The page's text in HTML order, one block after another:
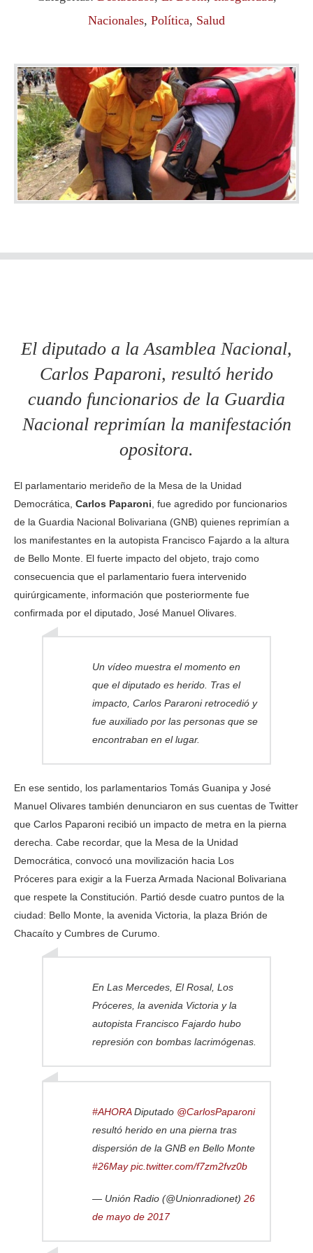
Nacionales, Política, Salud
El diputado a la Asamblea Nacional,
Carlos Paparoni, resultó herido
cuando funcionarios de la Guardia
Nacional reprimían la manifestación
opositora.
El parlamentario merideño de la Mesa de la Unidad
Democrática, Carlos Paparoni , fue agredido por funcionarios
de la Guardia Nacional Bolivariana (GNB) quienes reprimían a
los manifestantes en la autopista Francisco Fajardo a la altura
de Bello Monte. El fuerte impacto del objeto, trajo como
consecuencia que el parlamentario fuera intervenido
quirúrgicamente, información que posteriormente fue
confirmada por el diputado, José Manuel Olivares.
Un vídeo muestra el momento en
que el diputado es herido. Tras el
impacto, Carlos Pararoni retrocedió y
fue auxiliado por las personas que se
encontraban en el lugar.
En ese sentido, los parlamentarios Tomás Guanipa y José
Manuel Olivares también denunciaron en sus cuentas de Twitter
que Carlos Paparoni recibió un impacto de metra en la pierna
derecha. Cabe recordar, que la Mesa de la Unidad
Democrática, convocó una movilización hacia Los
Próceres para exigir a la Fuerza Armada Nacional Bolivariana
que respete la Constitución. Partió desde cuatro puntos de la
ciudad: Bello Monte, la avenida Victoria, la plaza Brión de
Chacaíto y Cumbres de Curumo.
En Las Mercedes, El Rosal, Los
Próceres, la avenida Victoria y la
autopista Francisco Fajardo hubo
represión con bombas lacrimógenas.
#AHORADiputado @CarlosPaparoni
resultó herido en una pierna tras
dispersión de la GNB en Bello Monte
#26May pic.twitter.com/f7zm2fvz0b
— Unión Radio (@Unionradionet) 26
de mayo de 2017